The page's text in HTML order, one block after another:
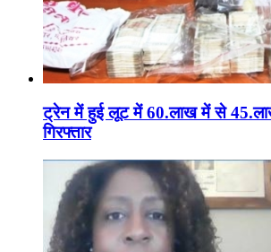
ट्रेन में हुई लूट में 60.लाख में से
गिरफ्तार